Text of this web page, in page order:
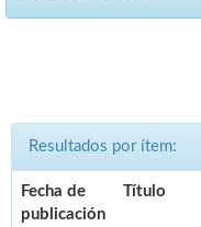
Resultados por ítem:
Fecha de
publicación
Título